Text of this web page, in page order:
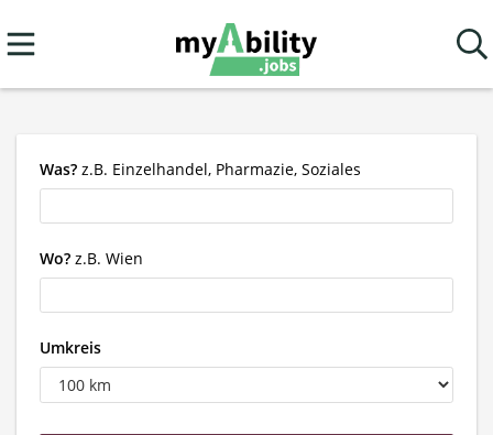
Was? z.B. Einzelhandel, Pharmazie, Soziales
Wo? z.B. Wien
Umkreis